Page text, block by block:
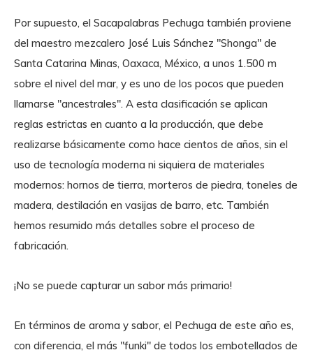
Por supuesto, el Sacapalabras Pechuga también proviene
del maestro mezcalero José Luis Sánchez "Shonga" de
Santa Catarina Minas, Oaxaca, México, a unos 1.500 m
sobre el nivel del mar, y es uno de los pocos que pueden
llamarse "ancestrales". A esta clasificación se aplican
reglas estrictas en cuanto a la producción, que debe
realizarse básicamente como hace cientos de años, sin el
uso de tecnología moderna ni siquiera de materiales
modernos: hornos de tierra, morteros de piedra, toneles de
madera, destilación en vasijas de barro, etc. También
hemos resumido más detalles sobre el proceso de
fabricación.
¡No se puede capturar un sabor más primario!
En términos de aroma y sabor, el Pechuga de este año es,
con diferencia, el más "funki" de todos los embotellados de